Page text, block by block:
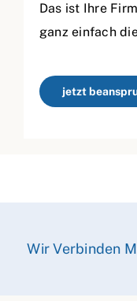
Das ist Ihre
ganz einfach
jetzt
Wir Verbinden